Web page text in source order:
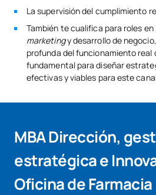
La supervisión del cumplimiento
También te cualifica para roles en
marketingy desarrollo de
profunda del funcionamiento real
fundamental para diseñar
efectivas y viables para este
MBA Dirección,
estratégica e
Oficina de Farmacia